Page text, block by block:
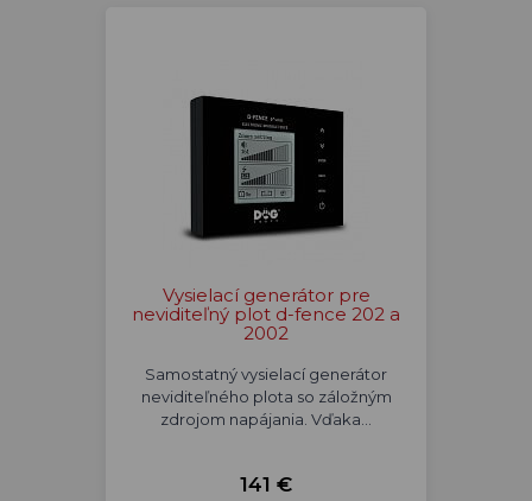
Vysielací generátor pre
neviditeľný plot d-fence 202 a
2002
Samostatný vysielací generátor
neviditeľného plota so záložným
zdrojom napájania. Vďaka…
141 €